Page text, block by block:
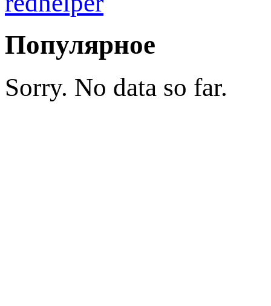
Популярное
Sorry. No data so far.